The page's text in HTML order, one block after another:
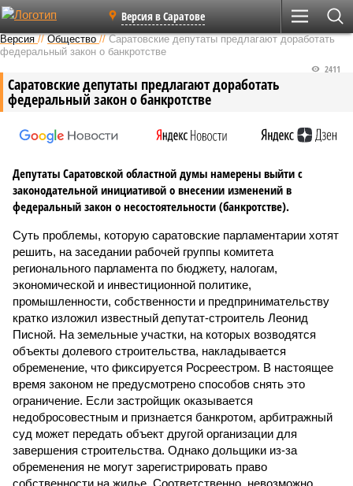
Версия в Саратове
Версия //Общество //Саратовские депутаты предлагают доработать
федеральный закон о банкротстве
Саратовские депутаты предлагают доработать
федеральный закон о банкротстве
2411
Депутаты Саратовской областной думы намерены выйти с
законодательной инициативой о внесении изменений в
федеральный закон о несостоятельности (банкротстве).
Суть проблемы, которую саратовские парламентарии хотят
решить, на заседании рабочей группы комитета
регионального парламента по бюджету, налогам,
экономической и инвестиционной политике,
промышленности, собственности и предпринимательству
кратко изложил известный депутат-строитель Леонид
Писной. На земельные участки, на которых возводятся
объекты долевого строительства, накладывается
обременение, что фиксируется Росреестром. В настоящее
время законом не предусмотрено способов снять это
ограничение. Если застройщик оказывается
недобросовестным и признается банкротом, арбитражный
суд может передать объект другой организации для
завершения строительства. Однако дольщики из-за
обременения не могут зарегистрировать право
собственности на жилье. Соответственно, невозможно